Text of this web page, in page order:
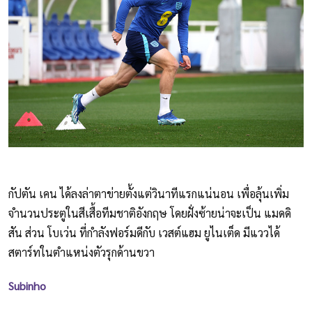
กัปตัน เคน ได้ลงล่าตาข่ายตั้งแต่วินาทีแรกแน่นอน เพื่อลุ้นเพิ่ม
จำนวนประตูในสีเสื้อทีมชาติอังกฤษ โดยฝั่งซ้ายน่าจะเป็น แมดดิ
สัน ส่วน โบเว่น ที่กำลังฟอร์มดีกับ เวสต์แฮม ยูไนเต็ด มีแววได้
สตาร์ทในตำแหน่งตัวรุกด้านขวา
Subinho